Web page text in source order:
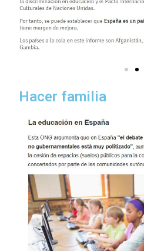
Hacer familia